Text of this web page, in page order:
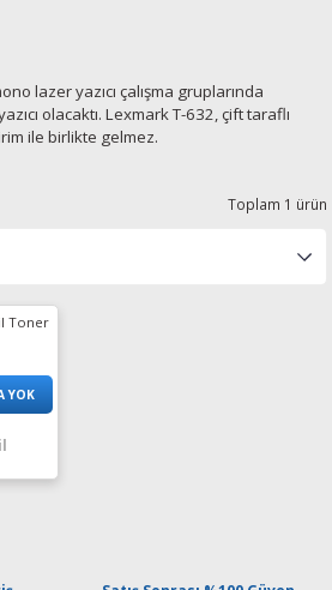
lazer yazıcı çalışma gruplarında
olacaktı. Lexmark T-632, çift taraflı
ile birlikte gelmez.
Toplam 1 ürün
Toner
YOK